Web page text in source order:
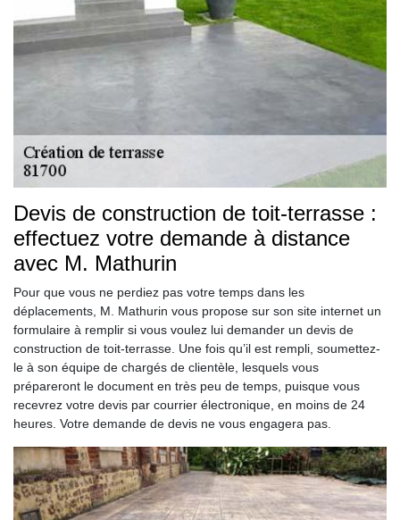
Devis de construction de toit-terrasse :
effectuez votre demande à distance
avec M. Mathurin
Pour que vous ne perdiez pas votre temps dans les
déplacements, M. Mathurin vous propose sur son site internet un
formulaire à remplir si vous voulez lui demander un devis de
construction de toit-terrasse. Une fois qu’il est rempli, soumettez-
le à son équipe de chargés de clientèle, lesquels vous
prépareront le document en très peu de temps, puisque vous
recevrez votre devis par courrier électronique, en moins de 24
heures. Votre demande de devis ne vous engagera pas.